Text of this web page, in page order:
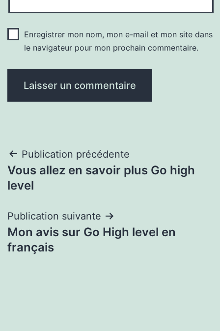
Enregistrer mon nom, mon e-mail et mon site dans
le navigateur pour mon prochain commentaire.
Navigation
de
Publication précédente
Vous allez en savoir plus Go high
level
Publication suivante
Mon avis sur Go High level en
français